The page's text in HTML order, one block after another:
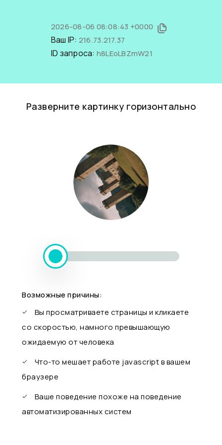
2026-08-06 08:08:43 +0000
Ваш IP: 216.73.217.37
ID запроса: h8LEoLBZmW21
Разверните картинку горизонтально
Возможные причины:
Вы просматриваете страницы и кликаете
со скоростью, намного превышающую
ожидаемую от человека
Что-то мешает работе javascript в вашем
браузере
Ваше поведение похоже на поведение
автоматизированных систем